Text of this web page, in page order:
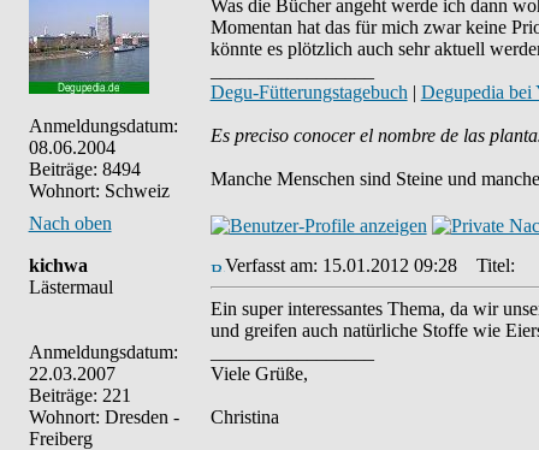
Anmeldungsdatum:
08.06.2004
Beiträge: 8494
Wohnort: Schweiz
Was die Bücher angeht werde ich dann
Momentan hat das für mich zwar keine
könnte es plötzlich auch sehr aktuell
Degu-Fütterungstagebuch | Degupedia bei
Es preciso conocer el nombre de las
Manche Menschen sind Steine und
Nach oben
kichwa
Lästermaul
Anmeldungsdatum:
22.03.2007
Beiträge: 221
Wohnort: Dresden -
Freiberg
Verfasst am: 15.01.2012 09:28 Titel:
Ein super interessantes Thema, da wir
und greifen auch natürliche Stoffe wie
Viele Grüße,
Christina